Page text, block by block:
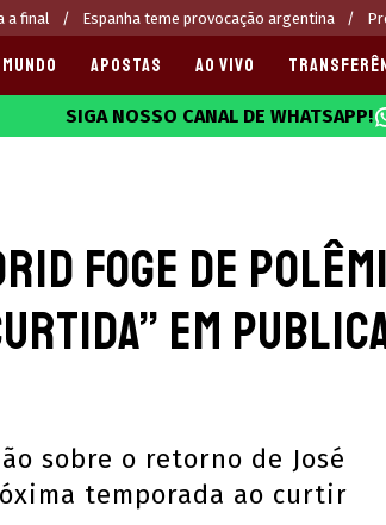
a final Espanha teme provocação argentina
APOSTAS AO VIVO
SIGA NOSSO CANAL DE WHATSAPP!
foge de
em
sobre o retorno de José
temporada ao curtir